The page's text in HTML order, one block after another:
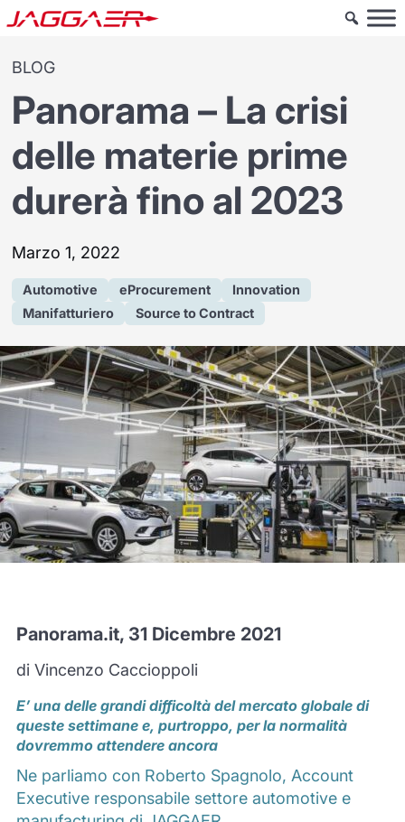
BLOG
Panorama – La crisi
delle materie prime
durerà fino al 2023
Marzo 1, 2022
Automotive eProcurement
Innovation
Manifatturiero
Source to Contract
Panorama.it, 31 Dicembre 2021
di Vincenzo Caccioppoli
E’ una delle grandi difficoltà del mercato globale di
queste settimane e, purtroppo, per la normalità
dovremmo attendere ancora
Ne parliamo con Roberto Spagnolo, Account
Executive responsabile settore automotive e